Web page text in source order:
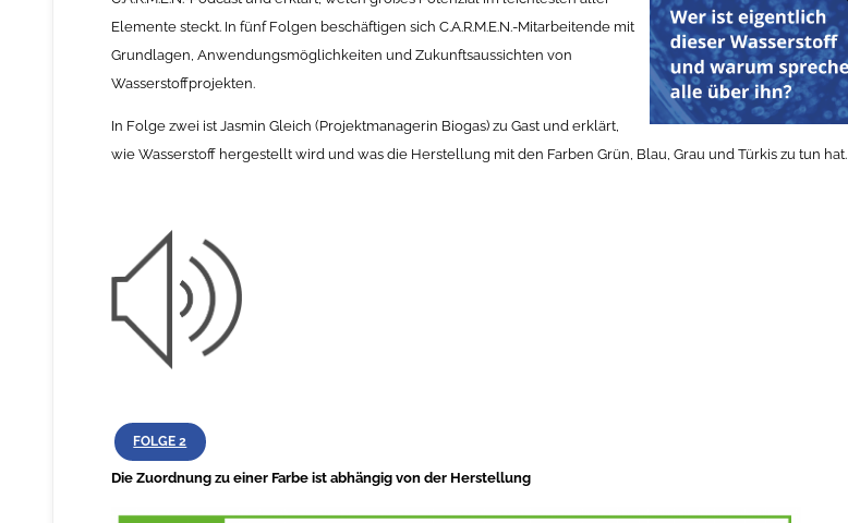
Elemente steckt. In fünf Folgen beschäftigen sich C.A.R.M.E.N.-Mitarbeitende mit
Grundlagen, Anwendungsmöglichkeiten und Zukunftsaussichten von
Wasserstoffprojekten.
In Folge zwei ist Jasmin Gleich (Projektmanagerin Biogas) zu Gast und erklärt,
wie Wasserstoff hergestellt wird und was die Herstellung mit den Farben Grün, Blau, Grau und Türkis zu tun hat.
FOLGE 2
Die Zuordnung zu einer Farbe ist abhängig von der Herstellung